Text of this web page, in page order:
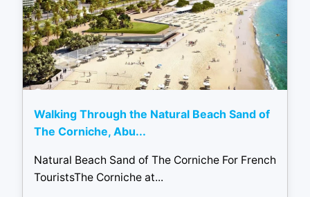
Walking Through the Natural Beach Sand of
The Corniche, Abu...
Natural Beach Sand of The Corniche For French
TouristsThe Corniche at...